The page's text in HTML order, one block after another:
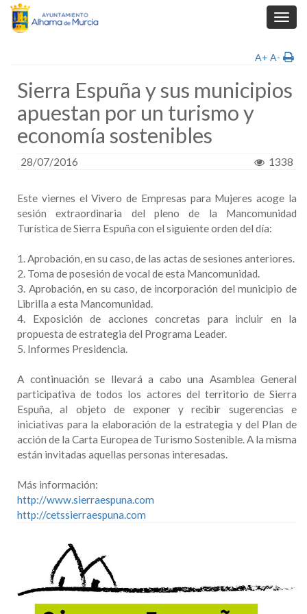
A+ A-
Sierra Espuña y sus municipios
apuestan por un turismo y
economía sostenibles
28/07/2016 1338
Este viernes el Vivero de Empresas para Mujeres acoge la
sesión extraordinaria del pleno de la Mancomunidad
Turística de Sierra Espuña con el siguiente orden del día:
1. Aprobación, en su caso, de las actas de sesiones anteriores.
2. Toma de posesión de vocal de esta Mancomunidad.
3. Aprobación, en su caso, de incorporación del municipio de
Librilla a esta Mancomunidad.
4. Exposición de acciones concretas para incluir en la
propuesta de estrategia del Programa Leader.
5. Informes Presidencia.
A continuación se llevará a cabo una Asamblea General
participativa de todos los actores del territorio de Sierra
Espuña, al objeto de exponer y recibir sugerencias e
iniciativas para la elaboración de la estrategia y del Plan de
acción de la Carta Europea de Turismo Sostenible. A la misma
están invitadas aquellas personas interesadas.
Más información:
http://www.sierraespuna.com
http://cetssierraespuna.com